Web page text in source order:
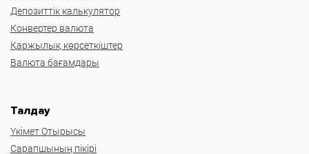
Депозиттік калькулятор
Конвертер валюта
Қаржылық көрсеткіштер
Валюта бағамдары
Талдау
Үкімет Отырысы
Сарапшының пікірі